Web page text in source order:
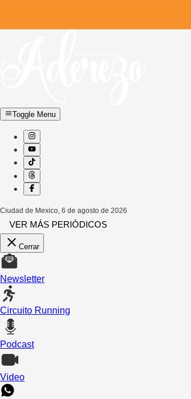
Toggle Menu
Ciudad de Mexico, 6 de agosto de 2026
VER MÁS PERIÓDICOS
Cerrar
Newsletter
Circuito Running
Podcast
Video